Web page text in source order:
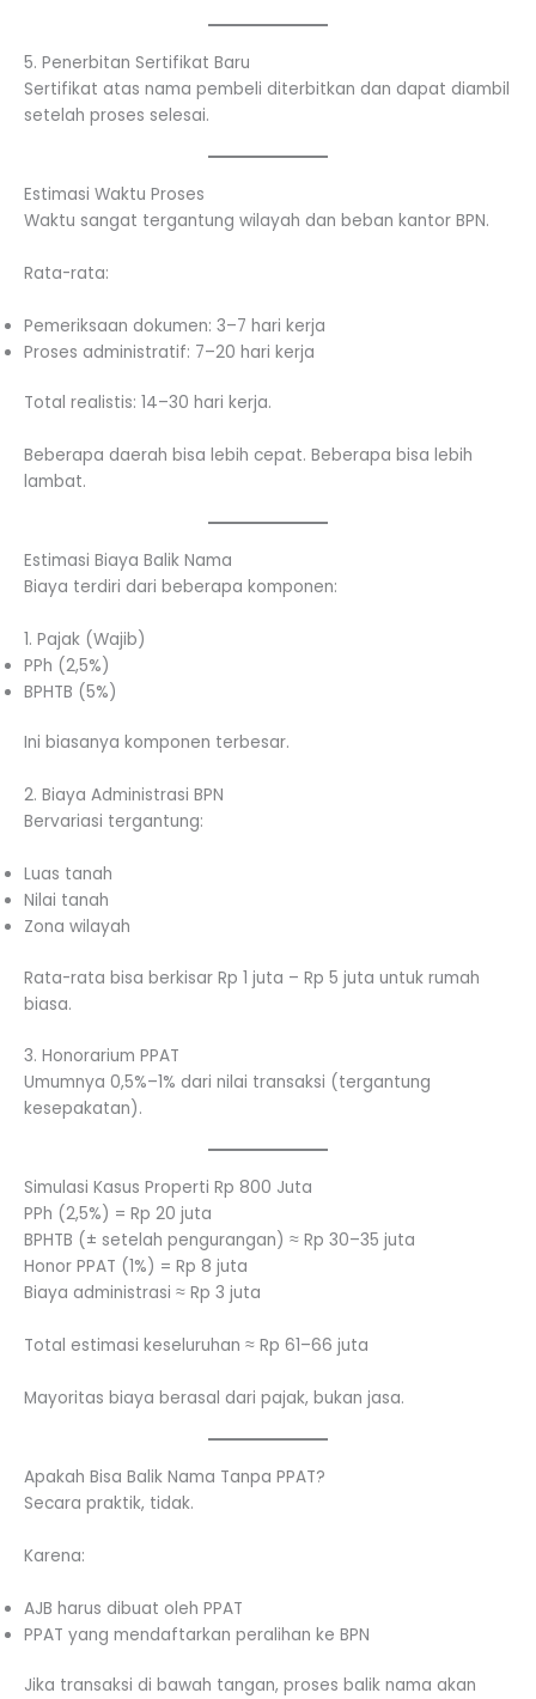
5. Penerbitan Sertifikat Baru
Sertifikat atas nama pembeli diterbitkan dan dapat diambil
setelah proses selesai.
Estimasi Waktu Proses
Waktu sangat tergantung wilayah dan beban kantor BPN.
Rata-rata:
Pemeriksaan dokumen: 3–7 hari kerja
Proses administratif: 7–20 hari kerja
Total realistis: 14–30 hari kerja.
Beberapa daerah bisa lebih cepat. Beberapa bisa lebih
lambat.
Estimasi Biaya Balik Nama
Biaya terdiri dari beberapa komponen:
1. Pajak (Wajib)
PPh (2,5%)
BPHTB (5%)
Ini biasanya komponen terbesar.
2. Biaya Administrasi BPN
Bervariasi tergantung:
Luas tanah
Nilai tanah
Zona wilayah
Rata-rata bisa berkisar Rp 1 juta – Rp 5 juta untuk rumah
biasa.
3. Honorarium PPAT
Umumnya 0,5%–1% dari nilai transaksi (tergantung
kesepakatan).
Simulasi Kasus Properti Rp 800 Juta
PPh (2,5%) = Rp 20 juta
BPHTB (± setelah pengurangan) ≈ Rp 30–35 juta
Honor PPAT (1%) = Rp 8 juta
Biaya administrasi ≈ Rp 3 juta
Total estimasi keseluruhan ≈ Rp 61–66 juta
Mayoritas biaya berasal dari pajak, bukan jasa.
Apakah Bisa Balik Nama Tanpa PPAT?
Secara praktik, tidak.
Karena:
AJB harus dibuat oleh PPAT
PPAT yang mendaftarkan peralihan ke BPN
Jika transaksi di bawah tangan, proses balik nama akan